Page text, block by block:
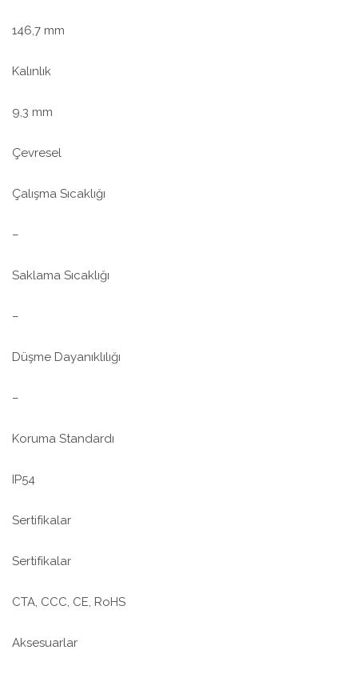
146,7 mm
Kalınlık
9,3 mm
Çevresel
Çalışma Sıcaklığı
–
Saklama Sıcaklığı
–
Düşme Dayanıklılığı
–
Koruma Standardı
IP54
Sertifikalar
Sertifikalar
CTA, CCC, CE, RoHS
Aksesuarlar